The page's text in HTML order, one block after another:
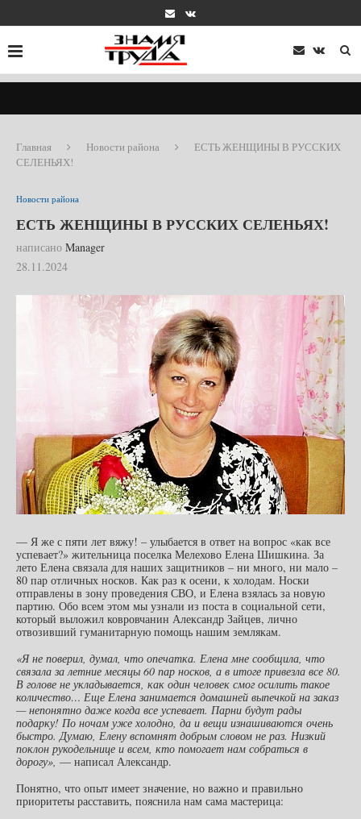
Главная Новости района
ЕСТЬ ЖЕНЩИНЫ В РУССКИХ
СЕЛЕНЬЯХ!
Новости района
ЕСТЬ ЖЕНЩИНЫ В РУССКИХ СЕЛЕНЬЯХ!
написано Manager
28.11.2024
— Я же с пяти лет вяжу! – улыбается в ответ на вопрос «как все
успевает?» жительница поселка Мелехово Елена Шишкина. За
лето Елена связала для наших защитников – ни много, ни мало –
80 пар отличных носков. Как раз к осени, к холодам. Носки
отправлены в зону проведения СВО, и Елена взялась за новую
партию. Обо всем этом мы узнали из поста в социальной сети,
который выложил ковровчанин Александр Зайцев, лично
отвозивший гуманитарную помощь нашим землякам.
«Я не поверил, думал, что опечатка. Елена мне сообщила, что
связала за летние месяцы 60 пар носков, а в итоге привезла все 80.
В голове не укладывается, как один человек смог осилить такое
количество… Еще Елена занимается домашней выпечкой на заказ
— непонятно даже когда все успевает. Парни будут рады
подарку! По ночам уже холодно, да и вещи изнашиваются очень
быстро. Думаю, Елену вспомнят добрым словом не раз. Низкий
поклон рукодельнице и всем, кто помогает нам собраться в
дорогу», — написал Александр.
Понятно, что опыт имеет значение, но важно и правильно
приоритеты расставить, пояснила нам сама мастерица: